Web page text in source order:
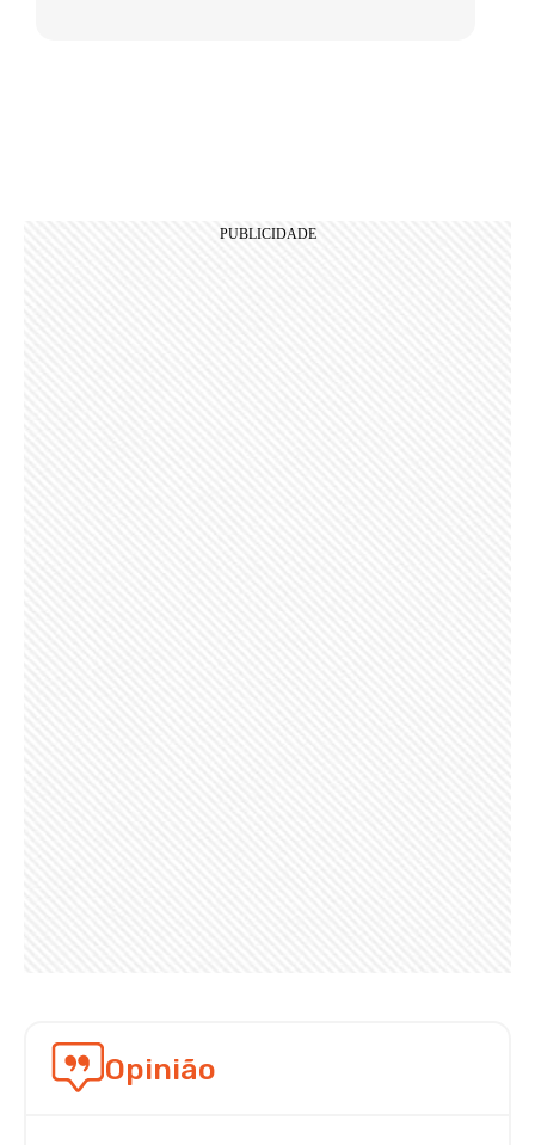
Opinião